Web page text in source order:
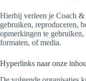
Hierbij verleen je Coach
gebruiken, reproduceren,
opmerkingen te
formaten, of media.
Hyperlinks naar onze